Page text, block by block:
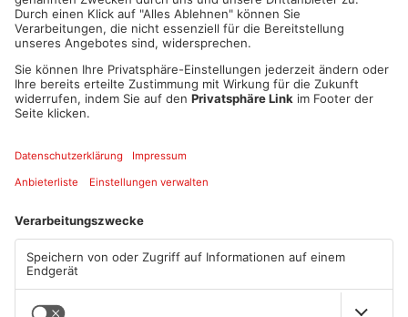
Artikel teilen
Mehr aus Main-
Kinzig-Kreis